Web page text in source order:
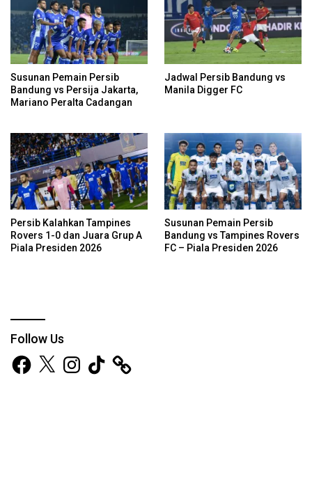
Susunan Pemain Persib
Bandung vs Persija Jakarta,
Mariano Peralta Cadangan
Jadwal Persib Bandung vs
Manila Digger FC
Persib Kalahkan Tampines
Rovers 1-0 dan Juara Grup A
Piala Presiden 2026
Susunan Pemain Persib
Bandung vs Tampines Rovers
FC – Piala Presiden 2026
Follow Us
Facebook
X Instagram
TikTok